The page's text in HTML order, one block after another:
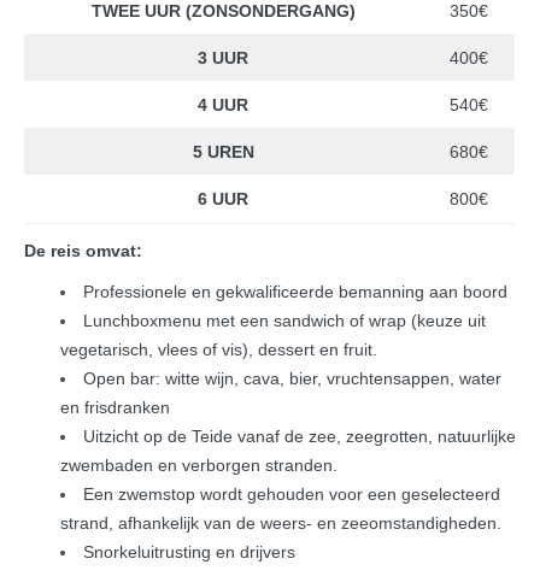
TWEE UUR (ZONSONDERGANG) 350€
3 UUR 400€
4 UUR 540€
5 UREN 680€
6 UUR 800€
De reis omvat:
Professionele en gekwalificeerde bemanning aan boord
Lunchboxmenu met een sandwich of wrap (keuze uit
vegetarisch, vlees of vis), dessert en fruit.
Open bar: witte wijn, cava, bier, vruchtensappen, water
en frisdranken
Uitzicht op de Teide vanaf de zee, zeegrotten, natuurlijke
zwembaden en verborgen stranden.
Een zwemstop wordt gehouden voor een geselecteerd
strand, afhankelijk van de weers- en zeeomstandigheden.
Snorkeluitrusting en drijvers